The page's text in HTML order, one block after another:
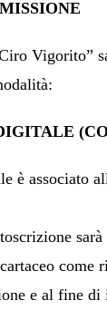
Vigorito”
è associato
sarà
come
e al fine